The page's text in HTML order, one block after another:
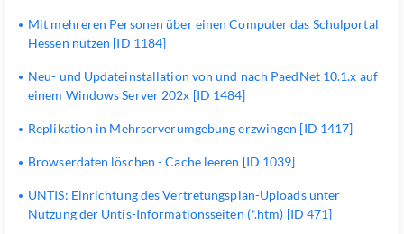
Mit mehreren Personen über einen Computer das Schulportal
Hessen nutzen [ID 1184]
Neu- und Updateinstallation von und nach PaedNet 10.1.x auf
einem Windows Server 202x [ID 1484]
Replikation in Mehrserverumgebung erzwingen [ID 1417]
Browserdaten löschen - Cache leeren [ID 1039]
UNTIS: Einrichtung des Vertretungsplan-Uploads unter
Nutzung der Untis-Informationsseiten (*.htm) [ID 471]